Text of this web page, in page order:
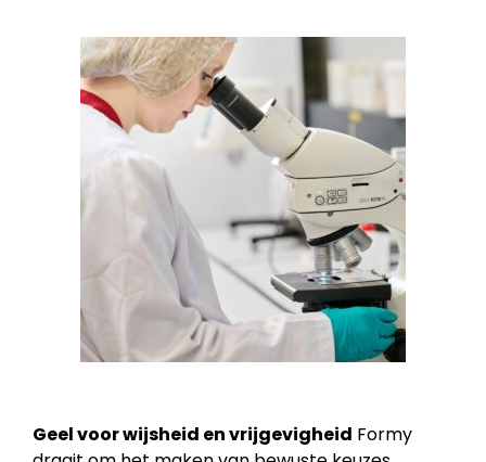
Geel voor wijsheid en vrijgevigheid Formy